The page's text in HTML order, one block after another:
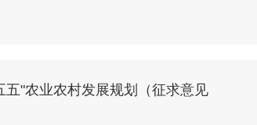
五"农业农村发展规划（征求意见